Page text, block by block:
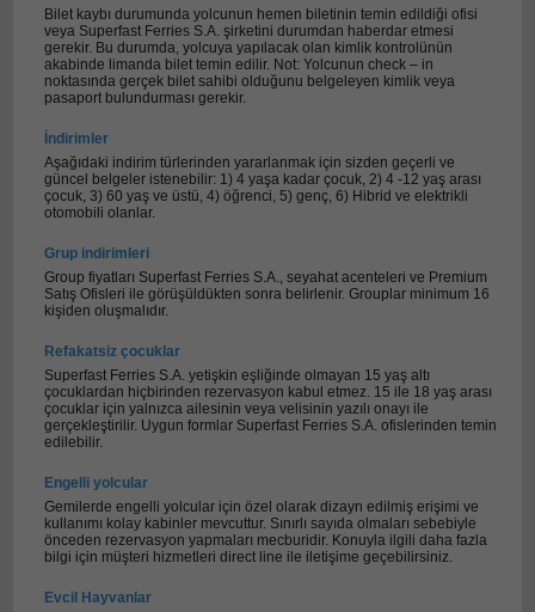
Bilet kaybı durumunda yolcunun hemen biletinin temin edildiği ofisi
veya Superfast Ferries S.A. şirketini durumdan haberdar etmesi
gerekir. Bu durumda, yolcuya yapılacak olan kimlik kontrolünün
akabinde limanda bilet temin edilir. Not: Yolcunun check – in
noktasında gerçek bilet sahibi olduğunu belgeleyen kimlik veya
pasaport bulundurması gerekir.
İndirimler
Aşağıdaki indirim türlerinden yararlanmak için sizden geçerli ve
güncel belgeler istenebilir: 1) 4 yaşa kadar çocuk, 2) 4 -12 yaş arası
çocuk, 3) 60 yaş ve üstü, 4) öğrenci, 5) genç, 6) Hibrid ve elektrikli
otomobili olanlar.
Grup indirimleri
Group fiyatları Superfast Ferries S.A., seyahat acenteleri ve Premium
Satış Ofisleri ile görüşüldükten sonra belirlenir. Grouplar minimum 16
kişiden oluşmalıdır.
Refakatsiz çocuklar
Superfast Ferries S.A. yetişkin eşliğinde olmayan 15 yaş altı
çocuklardan hiçbirinden rezervasyon kabul etmez. 15 ile 18 yaş arası
çocuklar için yalnızca ailesinin veya velisinin yazılı onayı ile
gerçekleştirilir. Uygun formlar Superfast Ferries S.A. ofislerinden temin
edilebilir.
Engelli yolcular
Gemilerde engelli yolcular için özel olarak dizayn edilmiş erişimi ve
kullanımı kolay kabinler mevcuttur. Sınırlı sayıda olmaları sebebiyle
önceden rezervasyon yapmaları mecburidir. Konuyla ilgili daha fazla
bilgi için müşteri hizmetleri direct line ile iletişime geçebilirsiniz.
Evcil Hayvanlar